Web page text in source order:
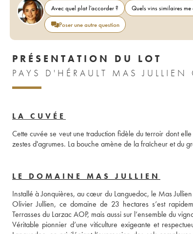
Avec quel plat l'accorder ? Quels vins similaires me
Poser une autre question
PRÉSENTATION DU LOT
PAYS D'HÉRAULT MAS JULLIEN
LA CUVÉE
Cette cuvée se veut une traduction fidèle du terroir dont
zestes d'agrumes. La bouche amène de la fraîcheur et du
LE DOMAINE MAS JULLIEN
Installé à Jonquières, au cœur du Languedoc, le Mas
Olivier Jullien, ce domaine de 23 hectares s’est
Terrasses du Larzac AOP, mais aussi sur l’ensemble du
Véritable pionnier d’une viticulture exigeante et